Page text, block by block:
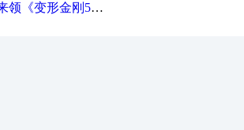
变形金刚5》观影券